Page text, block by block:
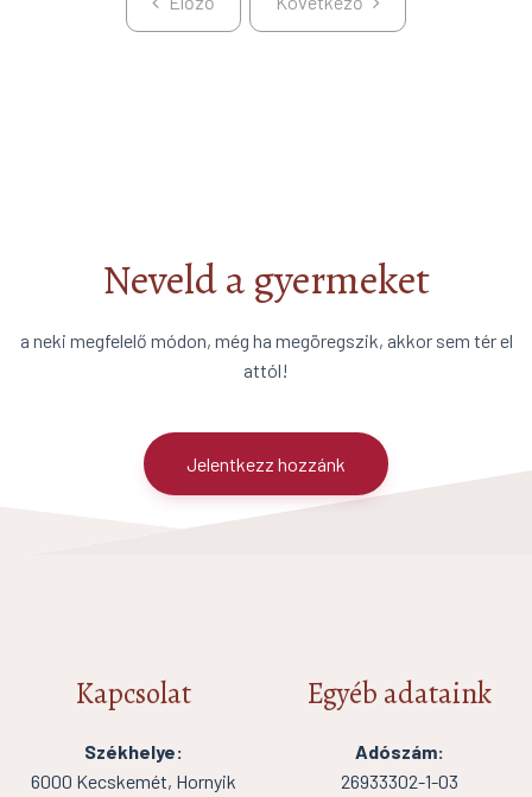
Neveld a gyermeket
a neki megfelelő módon, még ha megöregszik, akkor sem tér el
attól!
Jelentkezz hozzánk
Kapcsolat
Székhelye:
6000 Kecskemét, Hornyik
Egyéb adataink
Adószám:
26933302-1-03